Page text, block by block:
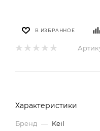
В ИЗБРАННОЕ
Характеристики
Бренд — Keil